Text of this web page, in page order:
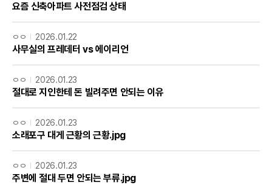
요즘 신축아파트 사전점검 상태
ㅇㅇ 2026.01.22
사무실의 프레데터 vs 에이리언
ㅇㅇ 2026.01.23
절대로 지인한테 돈 빌려주면 안되는 이유
ㅇㅇ 2026.01.23
소래포구 대게 근황의 근황.jpg
ㅇㅇ 2026.01.23
주변에 절대 두면 안되는 부류.jpg